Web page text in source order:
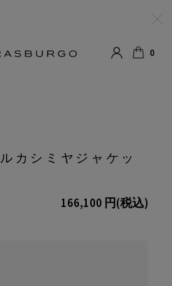
0
カシミヤジャケッ
166,100 円(税込)